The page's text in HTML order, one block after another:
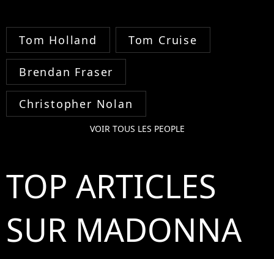
Tom Holland Tom Cruise
Brendan Fraser
Christopher Nolan
VOIR TOUS LES PEOPLE
TOP ARTICLES
SUR MADONNA